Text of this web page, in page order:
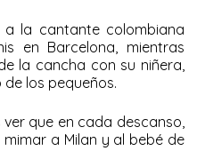
la cantante colombiana
en Barcelona, mientras
la cancha con su niñera,
los pequeños.
que en cada descanso,
a Milan y al bebé de